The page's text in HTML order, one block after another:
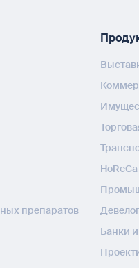
препаратов
HoReCa
Банки